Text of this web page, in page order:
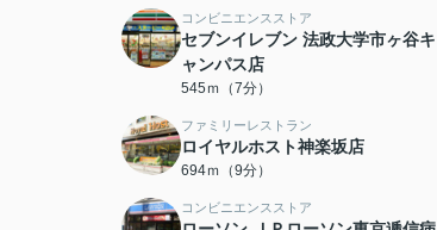
コンビニエンスストア
セブンイレブン 法政大学市ヶ谷キ
ャンパス店
545ｍ（7分）
ファミリーレストラン
ロイヤルホスト神楽坂店
694ｍ（9分）
コンビニエンスストア